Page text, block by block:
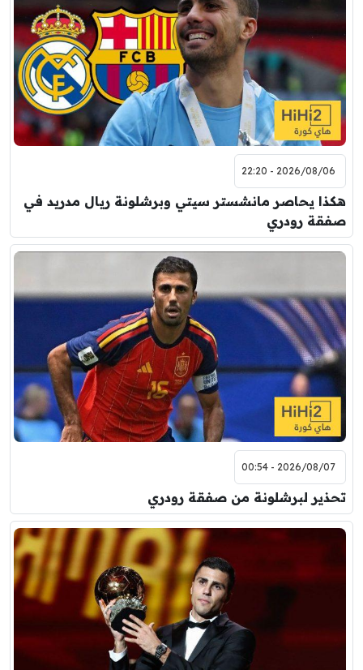
2026/08/06 - 22:20
هكذا يحاصر مانشستر سيتي وبرشلونة ريال مدريد في
صفقة رودري
2026/08/07 - 00:54
تحذير لبرشلونة من صفقة رودري